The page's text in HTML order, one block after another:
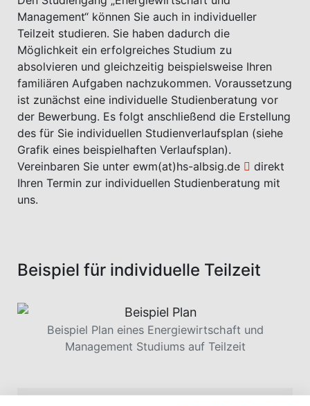
Management“ können Sie auch in individueller
Teilzeit studieren. Sie haben dadurch die
Möglichkeit ein erfolgreiches Studium zu
absolvieren und gleichzeitig beispielsweise Ihren
familiären Aufgaben nachzukommen. Voraussetzung
ist zunächst eine individuelle Studienberatung vor
der Bewerbung. Es folgt anschließend die Erstellung
des für Sie individuellen Studienverlaufsplan (siehe
Grafik eines beispielhaften Verlaufsplan).
Vereinbaren Sie unter ewm(at)hs-albsig.de
direkt
Ihren Termin zur individuellen Studienberatung mit
uns.
Beispiel für individuelle Teilzeit
Beispiel Plan eines Energiewirtschaft und
Management Studiums auf Teilzeit